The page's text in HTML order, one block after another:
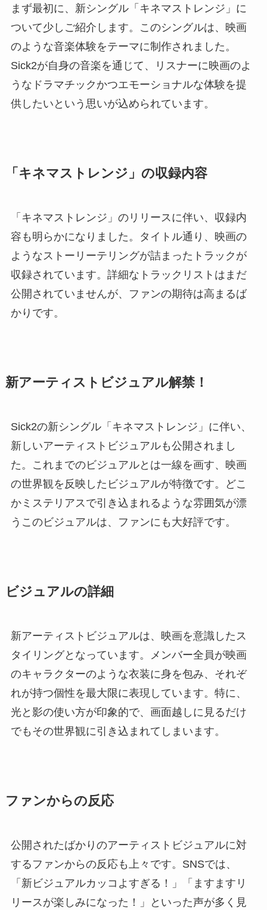
まず最初に、新シングル「キネマストレンジ」に
ついて少しご紹介します。このシングルは、映画
のような音楽体験をテーマに制作されました。
Sick2が自身の音楽を通じて、リスナーに映画のよ
うなドラマチックかつエモーショナルな体験を提
供したいという思いが込められています。
「キネマストレンジ」の収録内容
「キネマストレンジ」のリリースに伴い、収録内
容も明らかになりました。タイトル通り、映画の
ようなストーリーテリングが詰まったトラックが
収録されています。詳細なトラックリストはまだ
公開されていませんが、ファンの期待は高まるば
かりです。
新アーティストビジュアル解禁！
Sick2の新シングル「キネマストレンジ」に伴い、
新しいアーティストビジュアルも公開されまし
た。これまでのビジュアルとは一線を画す、映画
の世界観を反映したビジュアルが特徴です。どこ
かミステリアスで引き込まれるような雰囲気が漂
うこのビジュアルは、ファンにも大好評です。
ビジュアルの詳細
新アーティストビジュアルは、映画を意識したス
タイリングとなっています。メンバー全員が映画
のキャラクターのような衣装に身を包み、それぞ
れが持つ個性を最大限に表現しています。特に、
光と影の使い方が印象的で、画面越しに見るだけ
でもその世界観に引き込まれてしまいます。
ファンからの反応
公開されたばかりのアーティストビジュアルに対
するファンからの反応も上々です。SNSでは、
「新ビジュアルカッコよすぎる！」「ますますリ
リースが楽しみになった！」といった声が多く見